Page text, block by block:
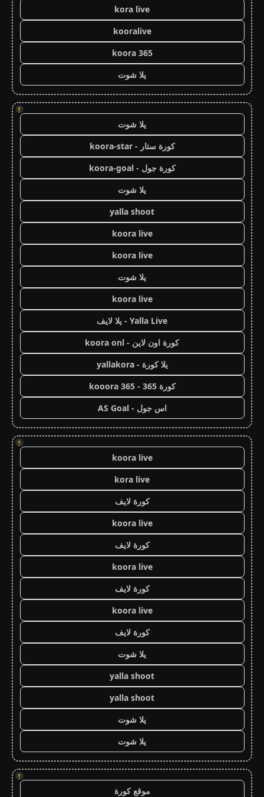
kora live
kooralive
koora 365
يلا شوت
!
يلا شوت
كورة ستار - koora-star
كورة جول - koora-goal
يلا شوت
yalla shoot
koora live
koora live
يلا شوت
koora live
Yalla Live - يلا لايف
كورة اون لاين - koora onl
يلا كورة - yallakora
كورة 365 - kooora 365
اس جول - AS Goal
!
koora live
kora live
كورة لايف
koora live
كورة لايف
koora live
كورة لايف
koora live
كورة لايف
يلا شوت
yalla shoot
yalla shoot
يلا شوت
يلا شوت
!
موقع كورة